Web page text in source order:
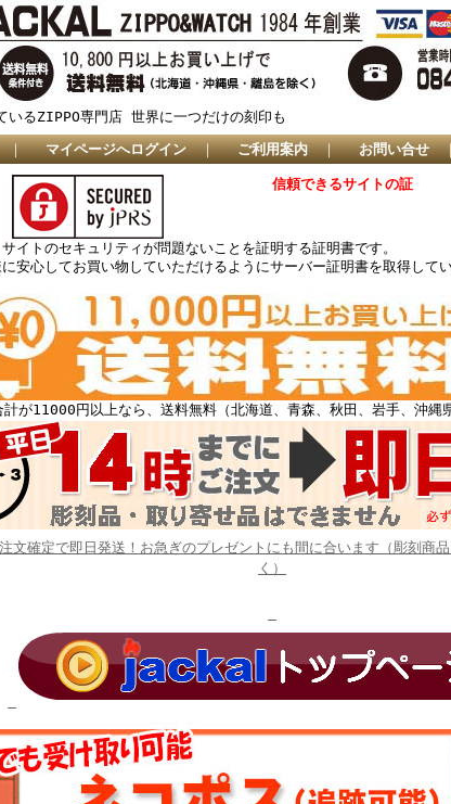
いるZIPPO専門店 世界に一つだけの刻印も
｜ マイページへログイン ｜ ご利用案内 ｜ お問い合せ
信頼できるサイトの証
イトのセキュリティが問題ないことを証明する証明書です。
安心してお買い物していただけるようにサーバー証明書を取得してい
計が11000円以上なら、送料無料（北海道、青森、秋田、岩手、沖縄
文確定で即日発送！お急ぎのプレゼントにも間に合います（彫刻商
く）